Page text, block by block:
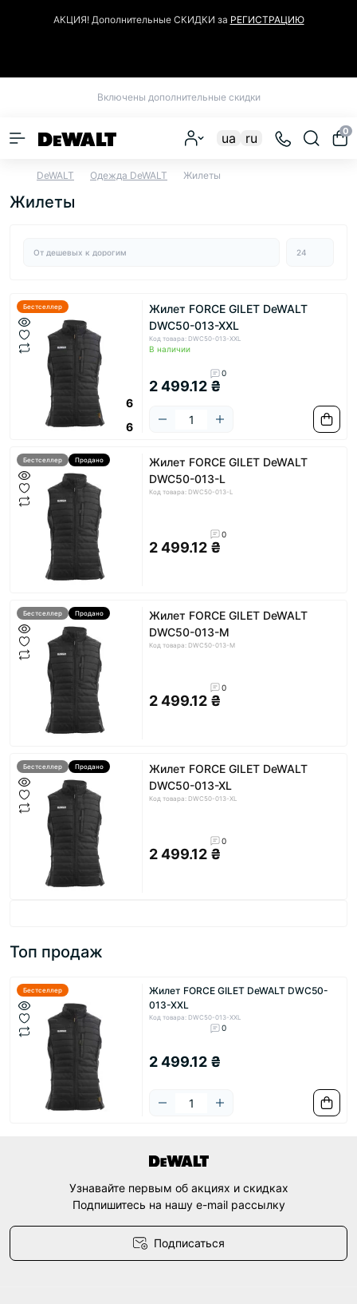
АКЦИЯ! Дополнительные СКИДКИ за РЕГИСТРАЦИЮ
Включены дополнительные скидки
ua ru 0
DeWALT Одежда DeWALT Жилеты
Жилеты
Бестселлер
6
6
Жилет FORCE GILET DeWALT
DWC50-013-XXL
Код товара: DWC50-013-XXL
В наличии
0
2 499.12 ₴
Бестселлер Продано
Жилет FORCE GILET DeWALT
DWC50-013-L
Код товара: DWC50-013-L
0
2 499.12 ₴
Бестселлер Продано
Жилет FORCE GILET DeWALT
DWC50-013-M
Код товара: DWC50-013-M
0
2 499.12 ₴
Бестселлер Продано
Жилет FORCE GILET DeWALT
DWC50-013-XL
Код товара: DWC50-013-XL
0
2 499.12 ₴
Топ продаж
Бестселлер
Жилет FORCE GILET DeWALT DWC50-
013-XXL
Код товара: DWC50-013-XXL
0
2 499.12 ₴
Узнавайте первым об акциях и скидках
Подпишитесь на нашу e-mail рассылку
Подписаться